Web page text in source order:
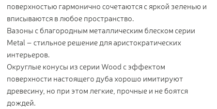
поверхностью гармонично сочетаются с яркой зеленью и
вписываются в любое пространство.
Вазоны с благородным металлическим блеском серии
Metal – стильное решение для аристократических
интерьеров.
Округлые конусы из серии Wood с эффектом
поверхности настоящего дуба хорошо имитируют
древесину, но при этом легкие, прочные и не боятся
дождей.